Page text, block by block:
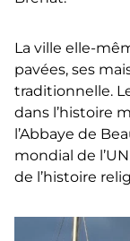
La ville elle-
pavées, ses
traditionnelle.
dans l’histoire
l’Abbaye de
mondial de
de l’histoire